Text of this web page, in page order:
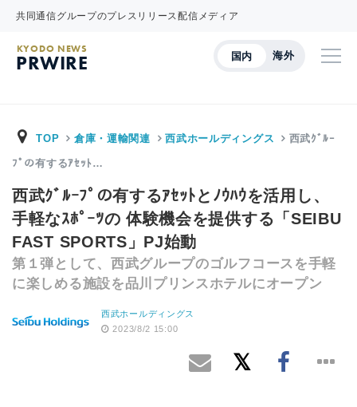
共同通信グループのプレスリリース配信メディア
国内 海外
KYODO NEWS
PRWIRE
TOP 倉庫・運輸関連 西武ホールディングス 西武ｸﾞﾙｰ
ﾌﾟの有するｱｾｯﾄ…
西武ｸﾞﾙｰﾌﾟの有するｱｾｯﾄとﾉｳﾊｳを活用し、
手軽なｽﾎﾟｰﾂの 体験機会を提供する「SEIBU
FAST SPORTS」PJ始動
第１弾として、西武グループのゴルフコースを手軽
に楽しめる施設を品川プリンスホテルにオープン
西武ホールディングス
2023/8/2 15:00